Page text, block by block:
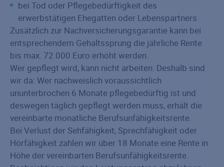
bei Tod oder Pflegebedürftigkeit des
erwerbstätigen Ehegatten oder Lebenspartners
Zusätzlich zur Nachversicherungsgarantie kann bei
entsprechendem Gehaltssprung die jährliche Rente
bis max. 72.000 Euro erhöht werden.
Wer gepflegt wird, kann nicht arbeiten. Deshalb sind
wir da: Wer nachweislich voraussichtlich
ununterbrochen 6 Monate pflegebedürftig ist und
deswegen täglich gepflegt werden muss, erhält die
vereinbarte monatliche Berufsunfähigkeitsrente.
Bei Verlust der Sehfähigkeit, Sprechfähigkeit oder
Hörfähigkeit zahlen wir über 18 Monate eine Rente in
Höhe der vereinbarten Berufsunfähigkeitsrente.